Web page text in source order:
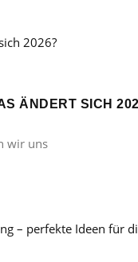
ÄNDERT SICH
wir uns